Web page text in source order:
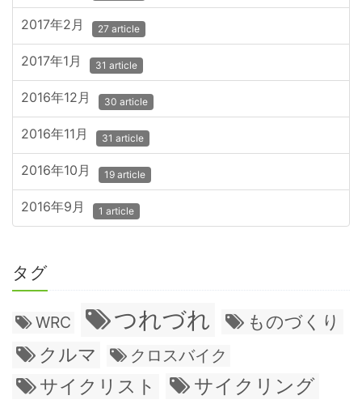
2017年2月 27 article
2017年1月 31 article
2016年12月 30 article
2016年11月 31 article
2016年10月 19 article
2016年9月 1 article
タグ
WRC つれづれ ものづくり
クルマ クロスバイク
サイクリスト サイクリング